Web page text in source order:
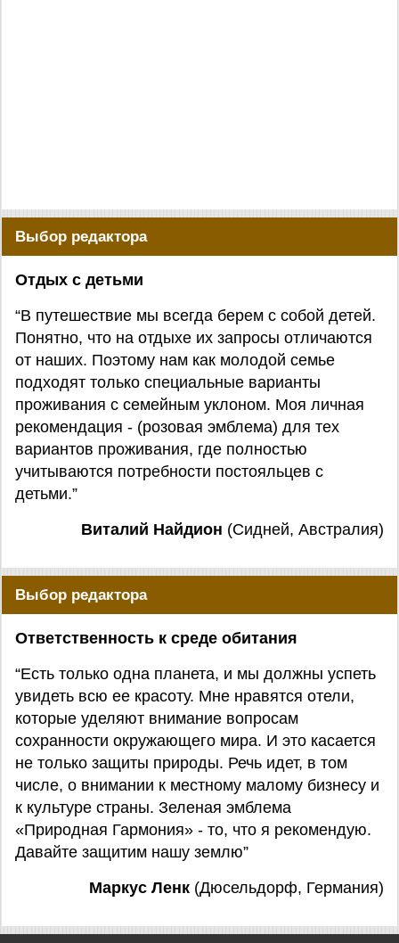
Выбор редактора
Отдых с детьми
“В путешествие мы всегда берем с собой детей.
Понятно, что на отдыхе их запросы отличаются
от наших. Поэтому нам как молодой семье
подходят только специальные варианты
проживания с семейным уклоном. Моя личная
рекомендация - (розовая эмблема) для тех
вариантов проживания, где полностью
учитываются потребности постояльцев с
детьми.”
Виталий Найдион (Сидней, Австралия)
Выбор редактора
Ответственность к среде обитания
“Есть только одна планета, и мы должны успеть
увидеть всю ее красоту. Мне нравятся отели,
которые уделяют внимание вопросам
сохранности окружающего мира. И это касается
не только защиты природы. Речь идет, в том
числе, о внимании к местному малому бизнесу и
к культуре страны. Зеленая эмблема
«Природная Гармония» - то, что я рекомендую.
Давайте защитим нашу землю”
Маркус Ленк (Дюсельдорф, Германия)